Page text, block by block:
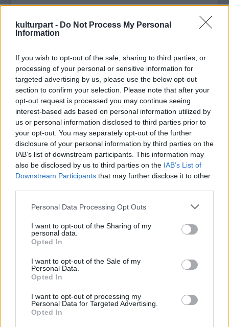
kulturpart - Do Not Process My Personal
Information
If you wish to opt-out of the sale, sharing to third parties, or
processing of your personal or sensitive information for
targeted advertising by us, please use the below opt-out
section to confirm your selection. Please note that after your
opt-out request is processed you may continue seeing
interest-based ads based on personal information utilized by
us or personal information disclosed to third parties prior to
your opt-out. You may separately opt-out of the further
disclosure of your personal information by third parties on the
IAB’s list of downstream participants. This information may
also be disclosed by us to third parties on the IAB’s List of
Downstream Participants that may further disclose it to other
Please note that this website/app uses one or more Google
not limited to your visit or usage behaviour. You may click to
grant or deny consent to Google and its third-party tags to
use your data for below specified purposes in below Google
consent section.
Personal Data Processing Opt Outs
I want to opt-out of the Sharing of my
personal data.
Opted In
I want to opt-out of the Sale of my
Personal Data.
Opted In
I want to opt-out of processing my
Personal Data for Targeted Advertising.
Opted In
IDE kattintva
megnézheted, milyen lenne a
film, ha LEGO emberek játszanák!
Forrás: librarius.hu
Videó Film